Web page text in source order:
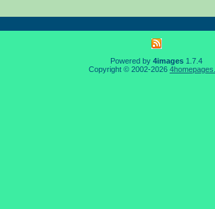
Powered by 4images 1.7.4
Copyright © 2002-2026